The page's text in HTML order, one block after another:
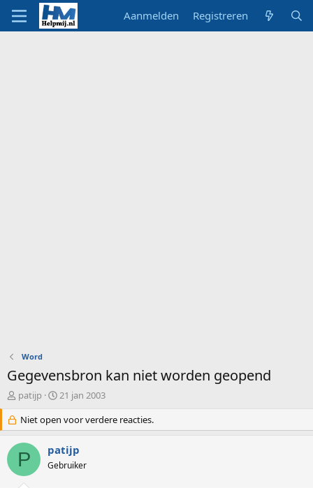
Aanmelden Registreren
Word
Gegevensbron kan niet worden geopend
O
d
e
r
w
e
patijp
S
a
r
t
d
a
21 jan 2003
Niet open voor verdere reacties.
P patijp
Gebruiker